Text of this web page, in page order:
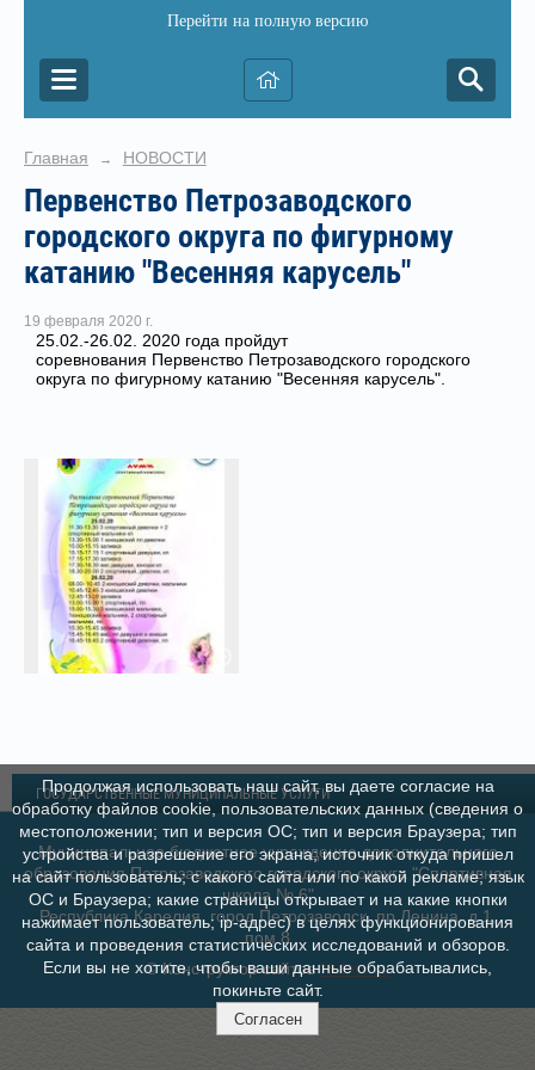
Перейти на полную версию
Главная → НОВОСТИ
Первенство Петрозаводского
городского округа по фигурному
катанию "Весенняя карусель"
19 февраля 2020 г.
25.02.-26.02. 2020 года пройдут
соревнования Первенство Петрозаводского городского
округа по фигурному катанию "Весенняя карусель".
ГОСУДАРСТВЕННЫЕ МУНИЦИПАЛЬНЫЕ УСЛУГИ
Муниципальное бюджетное учреждение дополнительного
образования Петрозаводского городского округа "Спортивная
школа № 6"
Республика Карелия, город Петрозаводск, пр.Ленина, д.1,
пом.8
© Конструктор сайтовNubex.ru
Продолжая использовать наш сайт, вы даете согласие на
обработку файлов cookie, пользовательских данных (сведения о
местоположении; тип и версия ОС; тип и версия Браузера; тип
устройства и разрешение его экрана; источник откуда пришел
на сайт пользователь; с какого сайта или по какой рекламе; язык
ОС и Браузера; какие страницы открывает и на какие кнопки
нажимает пользователь; ip-адрес) в целях функционирования
сайта и проведения статистических исследований и обзоров.
Если вы не хотите, чтобы ваши данные обрабатывались,
покиньте сайт.
Согласен